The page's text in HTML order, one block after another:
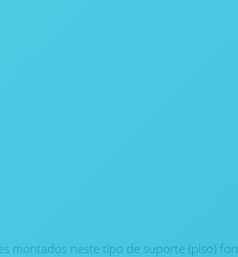
montados neste tipo de suporte (piso)